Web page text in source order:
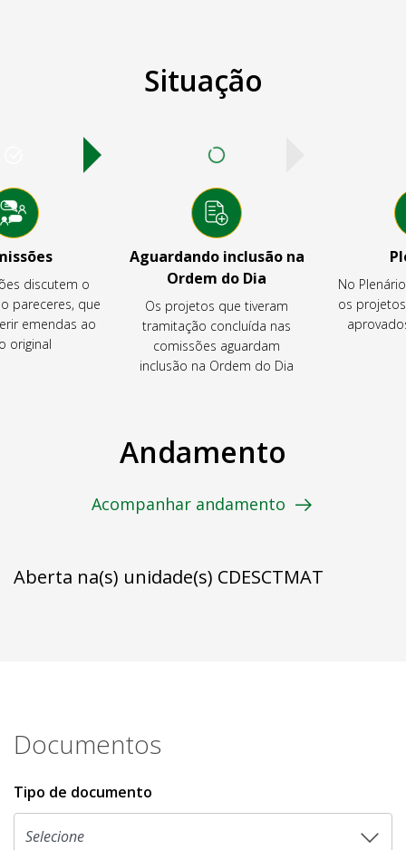
Situação
discutem o
pareceres, que
emendas ao
original
Aguardando inclusão na
Ordem do Dia
Os projetos que tiveram
tramitação concluída nas
comissões aguardam
inclusão na Ordem do Dia
No
os
Andamento
Acompanhar andamento
Aberta na(s) unidade(s) CDESCTMAT
Documentos
Tipo de documento